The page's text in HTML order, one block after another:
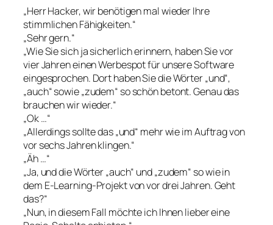
„Herr Hacker, wir benötigen mal wieder Ihre
stimmlichen Fähigkeiten.“
„Sehr gern.“
„Wie Sie sich ja sicherlich erinnern, haben Sie vor
vier Jahren einen Werbespot für unsere Software
eingesprochen. Dort haben Sie die Wörter „und“,
„auch“ sowie „zudem“ so schön betont. Genau das
brauchen wir wieder.“
„Ok …“
„Allerdings sollte das „und“ mehr wie im Auftrag von
vor sechs Jahren klingen.“
„Äh …“
„Ja, und die Wörter „auch“ und „zudem“ so wie in
dem E-Learning-Projekt von vor drei Jahren. Geht
das?“
„Nun, in diesem Fall möchte ich Ihnen lieber eine